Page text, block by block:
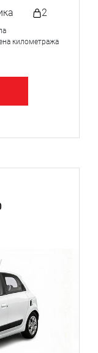
2
километража